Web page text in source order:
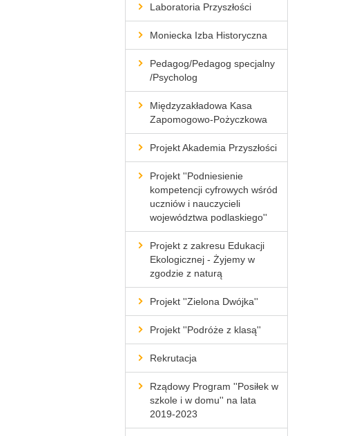
Laboratoria Przyszłości
Moniecka Izba Historyczna
Pedagog/Pedagog specjalny
/Psycholog
Międzyzakładowa Kasa
Zapomogowo-Pożyczkowa
Projekt Akademia Przyszłości
Projekt ''Podniesienie
kompetencji cyfrowych wśród
uczniów i nauczycieli
województwa podlaskiego''
Projekt z zakresu Edukacji
Ekologicznej - Żyjemy w
zgodzie z naturą
Projekt ''Zielona Dwójka''
Projekt ''Podróże z klasą''
Rekrutacja
Rządowy Program ''Posiłek w
szkole i w domu'' na lata
2019-2023